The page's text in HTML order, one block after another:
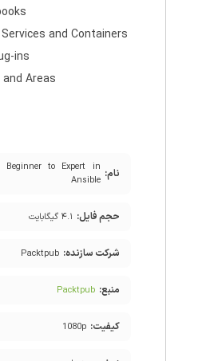
and Containers
ins
Areas
نام: Beginner to Expert in
Ansible
حجم فایل: ۴.۱ گیگابایت
شرکت سازنده: Packtpub
منبع: Packtpub
کیفیت: 1080p